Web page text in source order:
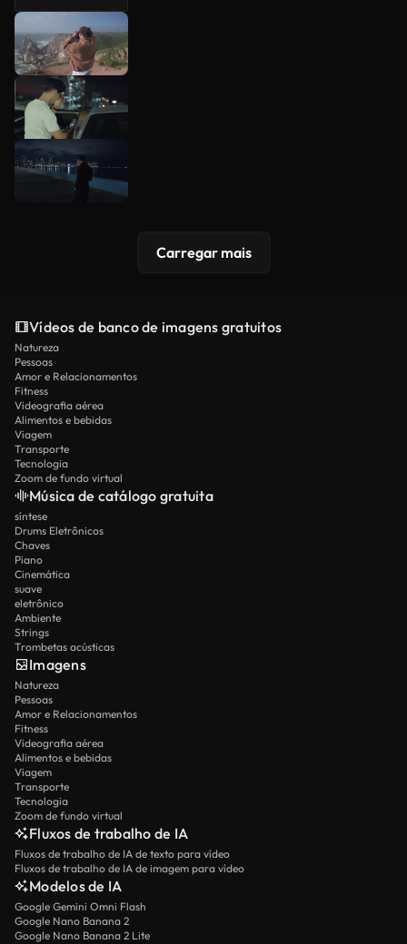
Carregar mais
Vídeos de banco de imagens gratuitos
Natureza
Pessoas
Amor e Relacionamentos
Fitness
Videografia aérea
Alimentos e bebidas
Viagem
Transporte
Tecnologia
Zoom de fundo virtual
Música de catálogo gratuita
síntese
Drums Eletrônicos
Chaves
Piano
Cinemática
suave
eletrônico
Ambiente
Strings
Trombetas acústicas
Imagens
Natureza
Pessoas
Amor e Relacionamentos
Fitness
Videografia aérea
Alimentos e bebidas
Viagem
Transporte
Tecnologia
Zoom de fundo virtual
Fluxos de trabalho de IA
Fluxos de trabalho de IA de texto para vídeo
Fluxos de trabalho de IA de imagem para vídeo
Modelos de IA
Google Gemini Omni Flash
Google Nano Banana 2
Google Nano Banana 2 Lite